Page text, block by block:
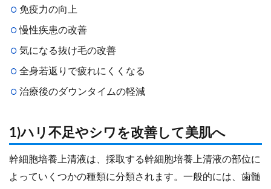
免疫力の向上
慢性疾患の改善
気になる抜け毛の改善
全身若返りで疲れにくくなる
治療後のダウンタイムの軽減
1)ハリ不足やシワを改善して美肌へ
幹細胞培養上清液は、採取する幹細胞培養上清液の部位に
よっていくつかの種類に分類されます。一般的には、歯髄